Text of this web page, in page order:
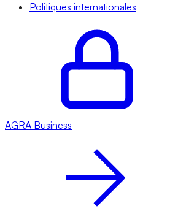
Politiques internationales
AGRA Business